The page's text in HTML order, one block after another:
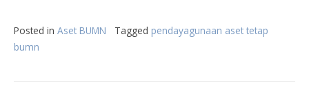
Posted in Aset BUMN Tagged pendayagunaan aset tetap
bumn